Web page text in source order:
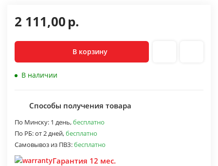
2 111,00р.
В корзину
В наличии
Способы получения товара
По Минску: 1 день,бесплатно
По РБ:от 2 дней,бесплатно
Самовывоз из ПВЗ:бесплатно
Гарантия 12 мес.